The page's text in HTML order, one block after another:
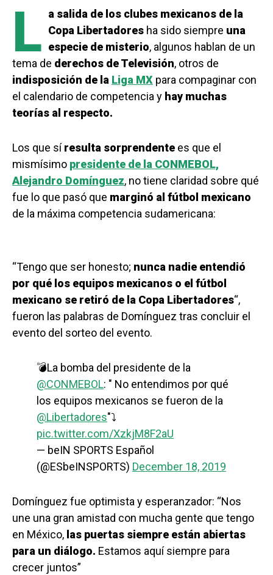
L a salida de los clubes mexicanos de la
Copa Libertadores ha sido siempre una
especie de misterio, algunos hablan de un
tema de derechos de Televisión, otros de
indisposición de la Liga MX para compaginar con
el calendario de competencia y hay muchas
teorías al respecto.
Los que síresulta sorprendente es que el
mismísimo presidente de la CONMEBOL,
Alejandro Domínguez, no tiene claridad sobre qué
fue lo que pasó que marginó al fútbol mexicano
de la máxima competencia sudamericana:
“Tengo que ser honesto; nunca nadie entendió
por qué los equipos mexicanos o el fútbol
mexicano se retiró de la Copa Libertadores“,
fueron las palabras de Domínguez tras concluir el
evento del sorteo del evento.
💣La bomba del presidente de la
@CONMEBOL: " No entendimos por qué
los equipos mexicanos se fueron de la
@Libertadores"⤵️
pic.twitter.com/XzkjM8F2aU
— beIN SPORTS Español
(@ESbeINSPORTS) December 18, 2019
Domínguez fue optimista y esperanzador: “Nos
une una gran amistad con mucha gente que tengo
en México, las puertas siempre están abiertas
para un diálogo. Estamos aquí siempre para
crecer juntos”